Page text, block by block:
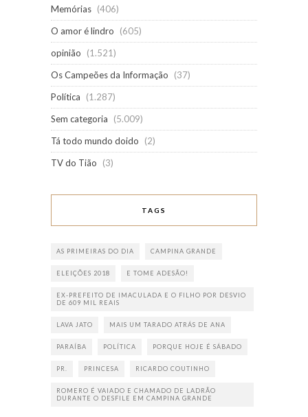
Memórias (406)
O amor é lindro
(605)
opinião
(1.521)
Os Campeões da Informação
(37)
Política
(1.287)
Sem categoria
(5.009)
Tá todo mundo doido
(2)
TV do Tião
(3)
TAGS
AS PRIMEIRAS DO DIA CAMPINA GRANDE
ELEIÇÕES 2018 E TOME ADESÃO!
EX-PREFEITO DE IMACULADA E O FILHO POR DESVIO
DE 609 MIL REAIS
LAVA JATO MAIS UM TARADO ATRÁS DE ANA
PARAÍBA POLÍTICA PORQUE HOJE É SÁBADO
PR. PRINCESA RICARDO COUTINHO
ROMERO É VAIADO E CHAMADO DE LADRÃO
DURANTE O DESFILE EM CAMPINA GRANDE